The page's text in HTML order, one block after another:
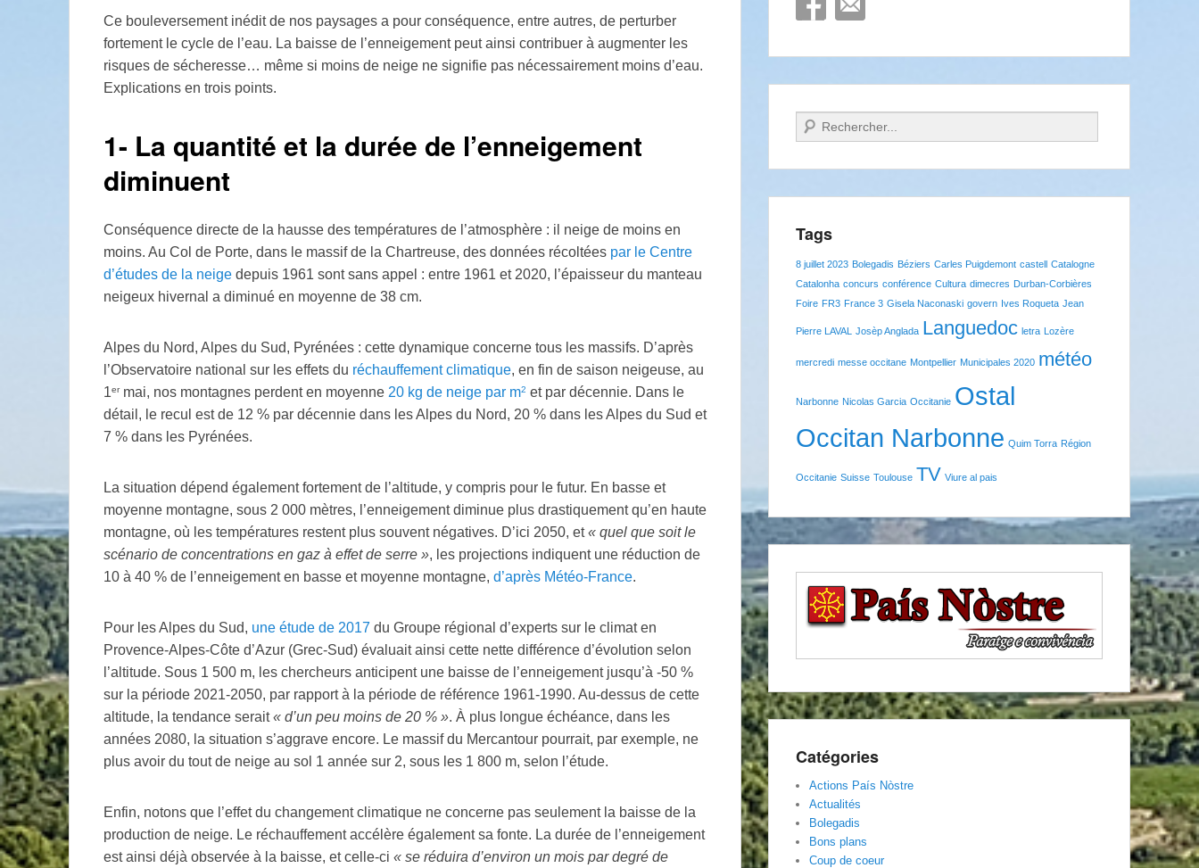
Ce bouleversement inédit de nos paysages a pour conséquence, entre autres, de perturber
fortement le cycle de l’eau. La baisse de l’enneigement peut ainsi contribuer à augmenter les
risques de sécheresse… même si moins de neige ne signifie pas nécessairement moins d’eau.
Explications en trois points.
1- La quantité et la durée de l’enneigement
diminuent
Conséquence directe de la hausse des températures de l’atmosphère : il neige de moins en
moins. Au Col de Porte, dans le massif de la Chartreuse, des données récoltées par le Centre
d’études de la neige depuis 1961 sont sans appel : entre 1961 et 2020, l’épaisseur du manteau
neigeux hivernal a diminué en moyenne de 38 cm.
Alpes du Nord, Alpes du Sud, Pyrénées : cette dynamique concerne tous les massifs. D’après
l’Observatoire national sur les effets du réchauffement climatique, en fin de saison neigeuse, au
1ermai, nos montagnes perdent en moyenne 20 kg de neige par m2 et par décennie. Dans le
détail, le recul est de 12 % par décennie dans les Alpes du Nord, 20 % dans les Alpes du Sud et
7 % dans les Pyrénées.
La situation dépend également fortement de l’altitude, y compris pour le futur. En basse et
moyenne montagne, sous 2 000 mètres, l’enneigement diminue plus drastiquement qu’en haute
montagne, où les températures restent plus souvent négatives. D’ici 2050, et« quel que soit le
scénario de concentrations en gaz à effet de serre », les projections indiquent une réduction de
10 à 40 % de l’enneigement en basse et moyenne montagne, d’après Météo-France.
Pour les Alpes du Sud, une étude de 2017 du Groupe régional d’experts sur le climat en
Provence-Alpes-Côte d’Azur (Grec-Sud) évaluait ainsi cette nette différence d’évolution selon
l’altitude. Sous 1 500 m, les chercheurs anticipent une baisse de l’enneigement jusqu’à -50 %
sur la période 2021-2050, par rapport à la période de référence 1961-1990. Au-dessus de cette
altitude, la tendance serait« d’un peu moins de 20 % ». À plus longue échéance, dans les
années 2080, la situation s’aggrave encore. Le massif du Mercantour pourrait, par exemple, ne
plus avoir du tout de neige au sol 1 année sur 2, sous les 1 800 m, selon l’étude.
Enfin, notons que l’effet du changement climatique ne concerne pas seulement la baisse de la
production de neige. Le réchauffement accélère également sa fonte. La durée de l’enneigement
est ainsi déjà observée à la baisse, et celle-ci « se réduira d’environ un mois par degré de
Recherche
Tags
8 juillet 2023 Bolegadis Béziers Carles Puigdemont castell Catalogne
Catalonha concurs conférence Cultura dimecres Durban-Corbières
Foire FR3 France 3 Gisela Naconaski govern Ives Roqueta Jean
Pierre LAVAL Josèp Anglada Languedoc letra Lozère
mercredi messe occitane Montpellier Municipales 2020 météo
Narbonne Nicolas Garcia Occitanie Ostal
Occitan Narbonne Quim Torra Région
Occitanie Suisse Toulouse TV Viure al pais
Catégories
Actions País Nòstre
Actualités
Bolegadis
Bons plans
Coup de coeur